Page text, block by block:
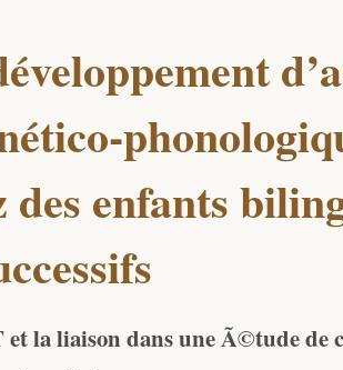
des enfants
et la liaison dans une Ã©tude de